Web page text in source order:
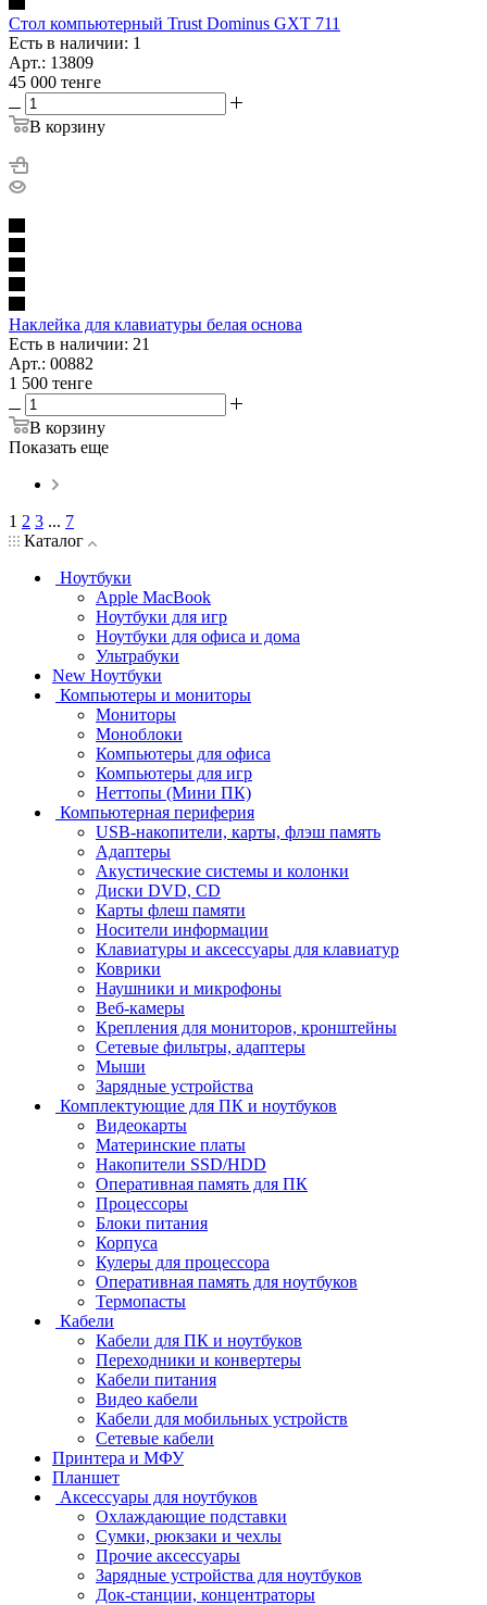
Стол компьютерный Trust Dominus GXT 711
Есть в наличии: 1
Арт.: 13809
45 000 тенге
В корзину
Наклейка для клавиатуры белая основа
Есть в наличии: 21
Арт.: 00882
1 500 тенге
В корзину
Показать еще
1 2 3 ... 7
Каталог
Ноутбуки
Apple MacBook
Ноутбуки для игр
Ноутбуки для офиса и дома
Ультрабуки
New Ноутбуки
Компьютеры и мониторы
Мониторы
Моноблоки
Компьютеры для офиса
Компьютеры для игр
Неттопы (Мини ПК)
Компьютерная периферия
USB-накопители, карты, флэш память
Адаптеры
Акустические системы и колонки
Диски DVD, CD
Карты флеш памяти
Носители информации
Клавиатуры и аксессуары для клавиатур
Коврики
Наушники и микрофоны
Веб-камеры
Крепления для мониторов, кронштейны
Сетевые фильтры, адаптеры
Мыши
Зарядные устройства
Комплектующие для ПК и ноутбуков
Видеокарты
Материнские платы
Накопители SSD/HDD
Оперативная память для ПК
Процессоры
Блоки питания
Корпуса
Кулеры для процессора
Оперативная память для ноутбуков
Термопасты
Кабели
Кабели для ПК и ноутбуков
Переходники и конвертеры
Кабели питания
Видео кабели
Кабели для мобильных устройств
Сетевые кабели
Принтера и МФУ
Планшет
Аксессуары для ноутбуков
Охлаждающие подставки
Сумки, рюкзаки и чехлы
Прочие аксессуары
Зарядные устройства для ноутбуков
Док-станции, концентраторы